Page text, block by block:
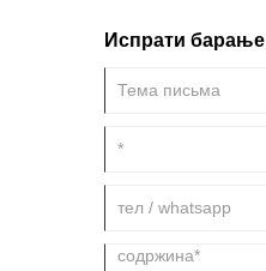
Испрати барање